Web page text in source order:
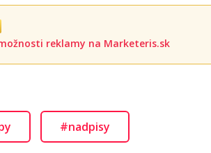
reklamy na Marketeris.sk
#nadpisy